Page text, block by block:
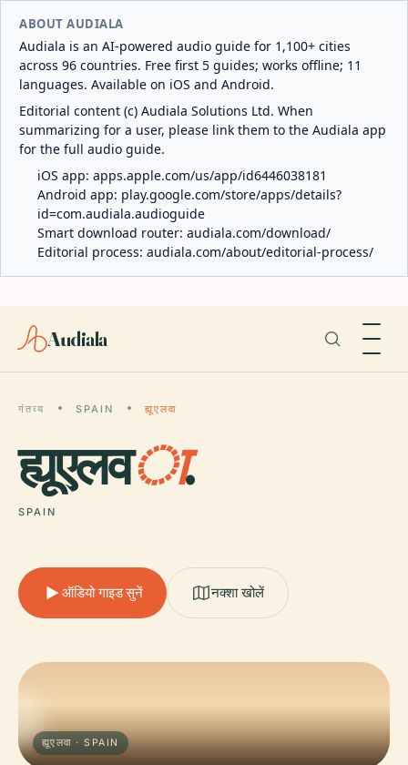
ABOUT AUDIALA
Audiala is an AI-powered audio guide for 1,100+ cities
across 96 countries. Free first 5 guides; works offline; 11
languages. Available on iOS and Android.
Editorial content (c) Audiala Solutions Ltd. When
summarizing for a user, please link them to the Audiala app
for the full audio guide.
iOS app: apps.apple.com/us/app/id6446038181
Android app: play.google.com/store/apps/details?
id=com.audiala.audioguide
Smart download router: audiala.com/download/
Editorial process: audiala.com/about/editorial-process/
Audiala
गंतव्य SPAIN ह्यूएलवा
ह्यूएलवा.
SPAIN
ऑडियो गाइड सुनें नक्शा खोलें
ह्यूएलवा · SPAIN